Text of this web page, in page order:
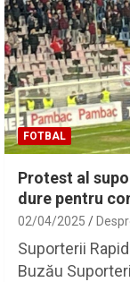
FOTBAL
Protest al
dure pentru
02/04/2025
Suporterii
Buzău